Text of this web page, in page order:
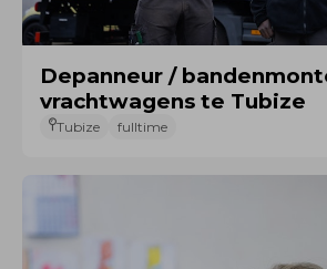
Depanneur /
vrachtwagens te Tubize
Tubize fulltime